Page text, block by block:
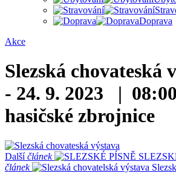
Doprava
Akce
Slezská chovateská
- 24. 9. 2023 | 08:00
hasičské zbrojnice
Dalšíčlánek
článek